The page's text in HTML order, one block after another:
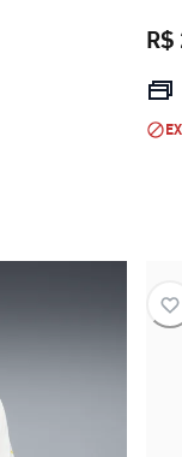
R$